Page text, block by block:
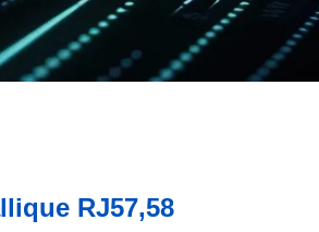
RJ57,58